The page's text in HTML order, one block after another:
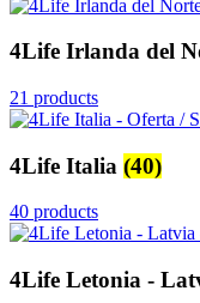
4Life Irlanda del
21 products
4Life Italia (40)
40 products
4Life Letonia -